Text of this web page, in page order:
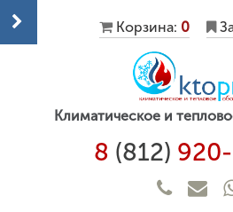
Корзина: 0
Климатическое и
8 (812)